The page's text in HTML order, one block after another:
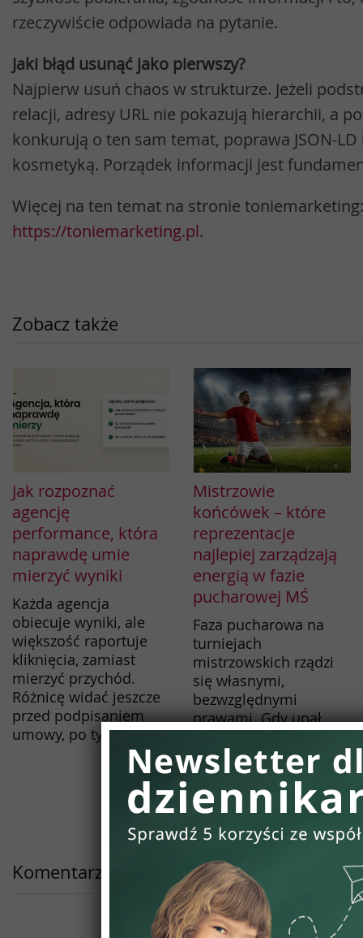
rzeczywiście odpowiada na pytanie.
Jaki błąd usunąć jako pierwszy?
Najpierw usuń chaos w strukturze. Jeżeli
relacji, adresy URL nie pokazują hierarchii, a
konkurują o ten sam temat, poprawa JSON-
kosmetyką. Porządek informacji jest
Więcej na ten temat na stronie toniemarketing:
https://toniemarketing.pl.
Zobacz także
Jak rozpoznać
agencję
performance, która
naprawdę umie
mierzyć wyniki
Każda agencja
obiecuje wyniki, ale
większość raportuje
kliknięcia, zamiast
mierzyć przychód.
Różnicę widać jeszcze
przed podpisaniem
umowy, po tym, o ...
Mistrzowie
końcówek – które
reprezentacje
najlepiej zarządzają
energią w fazie
pucharowej MŚ
Faza pucharowa na
turniejach
mistrzowskich rządzi
się własnymi,
bezwzględnymi
prawami. Gdy upał,
zmęczenie
morderczym sezonem
klubowym oraz
gigantyczna presja
psychiczna ...
Komentarze
(brak komentarzy)